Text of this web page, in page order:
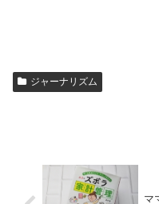
ジャーナリズム
マ